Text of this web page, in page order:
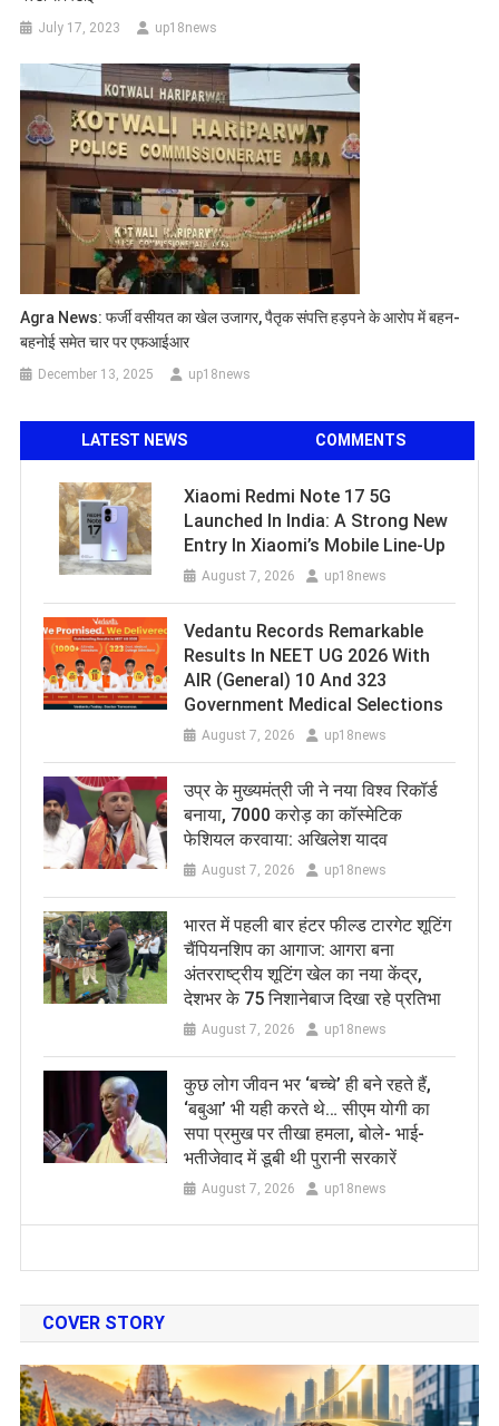
July 17, 2023 up18news
Agra News: फर्जी वसीयत का खेल उजागर, पैतृक संपत्ति हड़पने के आरोप में बहन-
बहनोई समेत चार पर एफआईआर
December 13, 2025 up18news
LATEST NEWS COMMENTS
Xiaomi Redmi Note 17 5G
Launched In India: A Strong New
Entry In Xiaomi’s Mobile Line-Up
August 7, 2026 up18news
Vedantu Records Remarkable
Results In NEET UG 2026 With
AIR (General) 10 And 323
Government Medical Selections
August 7, 2026 up18news
उप्र के मुख्यमंत्री जी ने नया विश्व रिकॉर्ड
बनाया, 7000 करोड़ का कॉस्मेटिक
फेशियल करवाया: अखिलेश यादव
August 7, 2026 up18news
भारत में पहली बार हंटर फील्ड टारगेट शूटिंग
चैंपियनशिप का आगाज: आगरा बना
अंतरराष्ट्रीय शूटिंग खेल का नया केंद्र,
देशभर के 75 निशानेबाज दिखा रहे प्रतिभा
August 7, 2026 up18news
कुछ लोग जीवन भर ‘बच्चे’ ही बने रहते हैं,
‘बबुआ’ भी यही करते थे… सीएम योगी का
सपा प्रमुख पर तीखा हमला, बोले- भाई-
भतीजेवाद में डूबी थी पुरानी सरकारें
August 7, 2026 up18news
COVER STORY